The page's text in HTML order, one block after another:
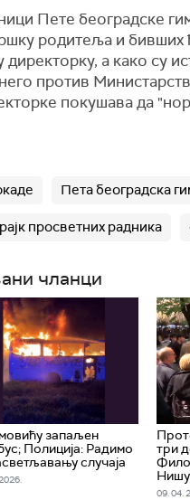
Пете београдске
родитеља и бивших
директорку, а како су
против
покушава да
Пета београдска
просветних радника
чланци
запаљен
Полиција: Радимо
случаја
три
Нишу
09. 04.